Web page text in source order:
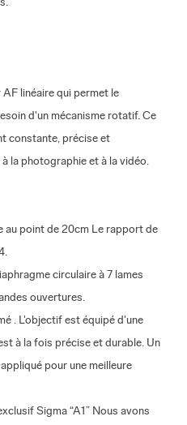
linéaire qui permet le
d'un mécanisme rotatif. Ce
constante, précise et
la photographie et à la vidéo.
au point de 20cm Le rapport de
circulaire à 7 lames
ouvertures.
. L'objectif est équipé d'une
à la fois précise et durable. Un
pour une meilleure
Sigma “A1” Nous avons